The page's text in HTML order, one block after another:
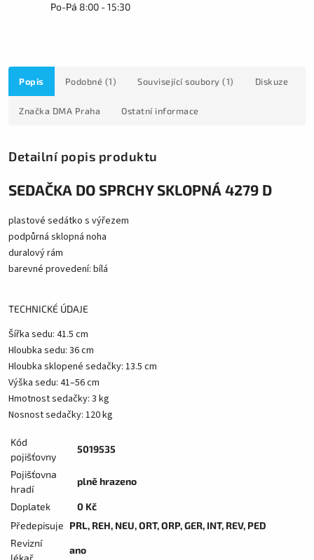
Po-Pá 8:00 - 15:30
Popis Podobné (1) Související soubory (1) Diskuze
Značka DMA Praha Ostatní informace
Detailní popis produktu
SEDAČKA DO SPRCHY SKLOPNÁ 4279 D
plastové sedátko s výřezem
podpůrná sklopná noha
duralový rám
barevné provedení: bílá
TECHNICKÉ ÚDAJE
Šířka sedu: 41.5 cm
Hloubka sedu: 36 cm
Hloubka sklopené sedačky: 13.5 cm
Výška sedu: 41–56 cm
Hmotnost sedačky: 3 kg
Nosnost sedačky: 120 kg
Kód
pojišťovny
5019535
Pojišťovna
hradí
plně hrazeno
Doplatek
0 Kč
Předepisuje PRL, REH, NEU, ORT, ORP, GER, INT, REV, PED
Revizní
ano